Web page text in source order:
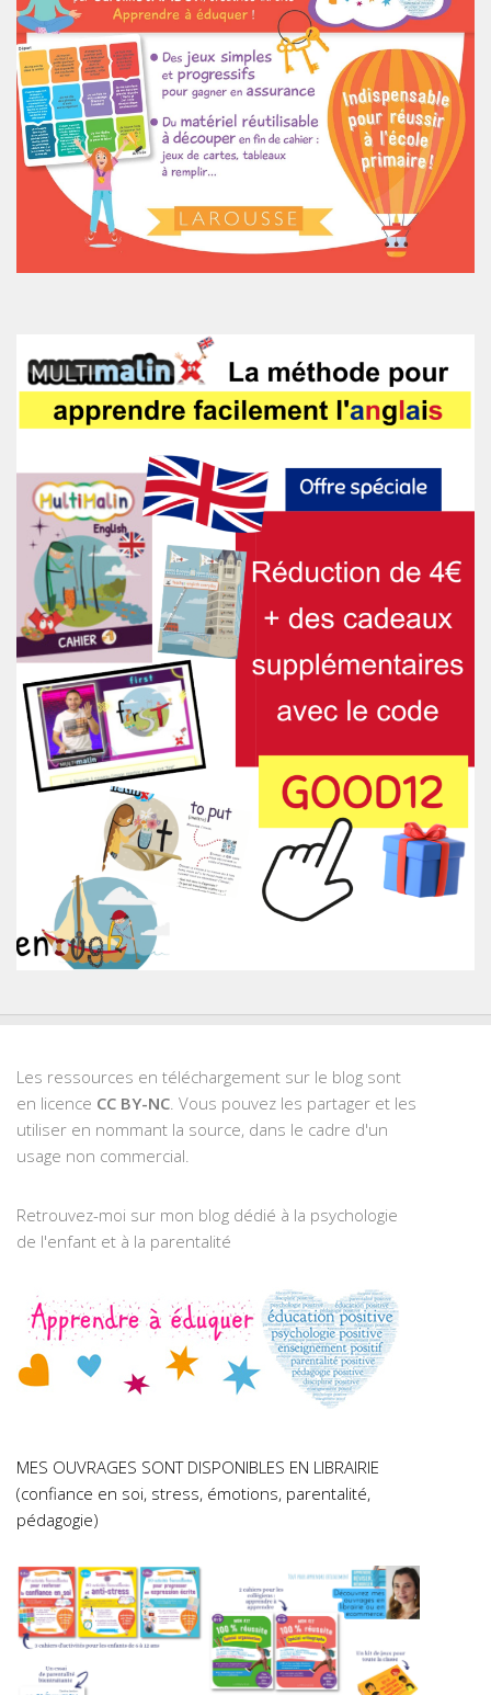
Les ressources en téléchargement sur le blog sont
en licence CC BY-NC. Vous pouvez les partager et les
utiliser en nommant la source, dans le cadre d'un
usage non commercial.
Retrouvez-moi sur mon blog dédié à la psychologie
de l'enfant et à la parentalité
MES OUVRAGES SONT DISPONIBLES EN LIBRAIRIE
(confiance en soi, stress, émotions, parentalité,
pédagogie)